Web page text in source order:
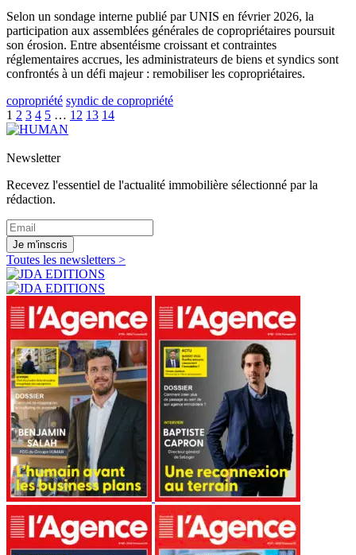
Selon un sondage interne publié par UNIS en février 2026, la
participation aux assemblées générales de copropriétaires poursuit
son érosion. Entre absentéisme croissant et contraintes
réglementaires accrues, les administrateurs de biens et syndics sont
confrontés à un défi majeur : remobiliser les copropriétaires.
copropriété syndic de copropriété
1 2 3 4 5 … 12 13 14
Newsletter
Recevez l'essentiel de l'actualité immobilière sélectionné par la
rédaction.
Je m'inscris
Toutes les newsletters >